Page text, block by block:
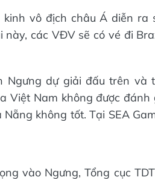
vô địch châu Á diễn ra
này, các VĐV sẽ có vé đi
Ngưng dự giải đấu trên và
Việt Nam không được
không tốt. Tại SEA
vào Ngưng, Tổng cục